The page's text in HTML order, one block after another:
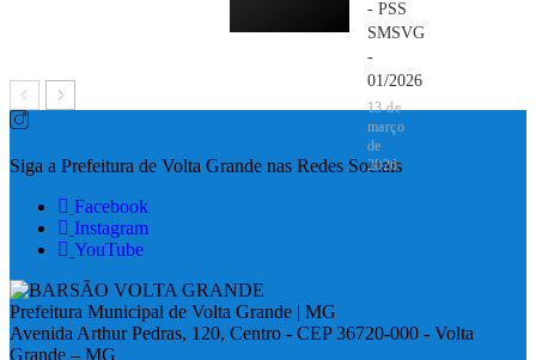
- PSS
SMSVG
-
01/2026
13 de
março
de
2026
Siga a Prefeitura de Volta Grande nas Redes Sociais
Facebook
Instagram
YouTube
Prefeitura Municipal de Volta Grande | MG
Avenida Arthur Pedras, 120, Centro - CEP 36720-000 - Volta
Grande – MG